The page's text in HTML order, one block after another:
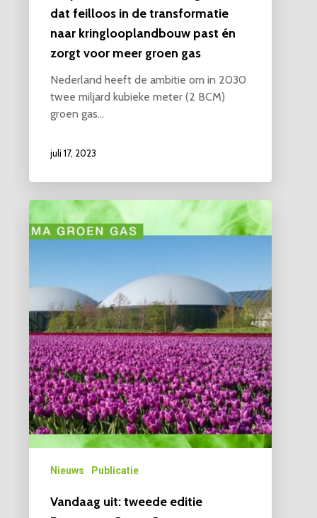
dat feilloos in de transformatie
naar kringlooplandbouw past én
zorgt voor meer groen gas
Nederland heeft de ambitie om in 2030
twee miljard kubieke meter (2 BCM)
groen gas…
juli 17, 2023
Nieuws Publicatie
Vandaag uit: tweede editie